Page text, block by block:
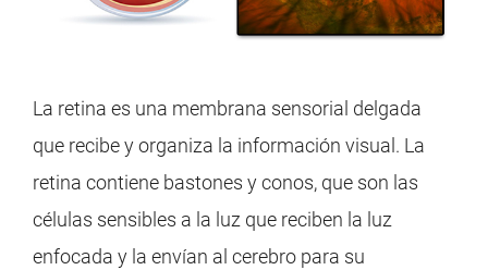
La retina es una membrana sensorial delgada
que recibe y organiza la información visual. La
retina contiene bastones y conos, que son las
células sensibles a la luz que reciben la luz
enfocada y la envían al cerebro para su